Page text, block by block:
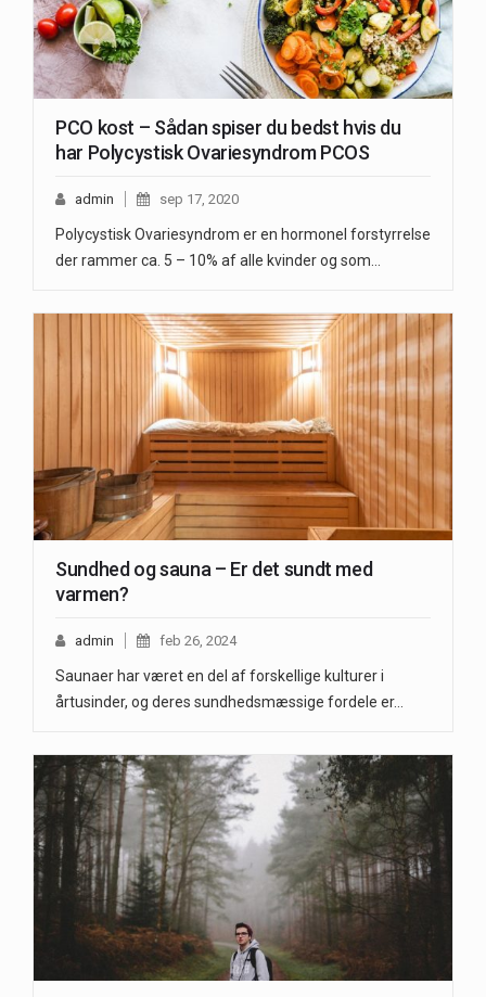
PCO kost – Sådan spiser du bedst hvis du
har Polycystisk Ovariesyndrom PCOS
admin sep 17, 2020
Polycystisk Ovariesyndrom er en hormonel forstyrrelse
der rammer ca. 5 – 10% af alle kvinder og som…
Sundhed og sauna – Er det sundt med
varmen?
admin feb 26, 2024
Saunaer har været en del af forskellige kulturer i
årtusinder, og deres sundhedsmæssige fordele er…